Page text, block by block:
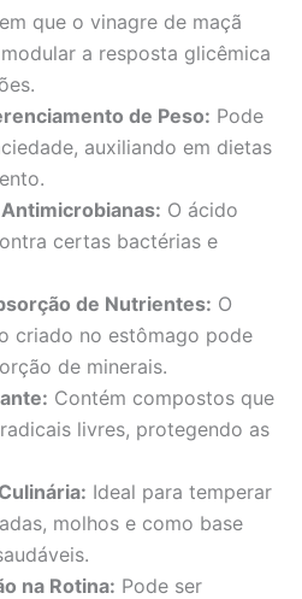
que o vinagre de maçã
a resposta glicêmica
de Peso: Pode
auxiliando em dietas
O ácido
certas bactérias e
de Nutrientes: O
criado no estômago pode
de minerais.
Contém compostos que
livres, protegendo as
Ideal para temperar
molhos e como base
na Rotina: Pode ser